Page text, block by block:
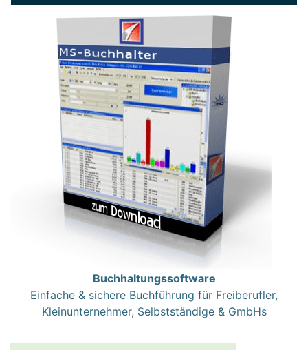
Buchhaltungssoftware
Einfache & sichere Buchführung für Freiberufler,
Kleinunternehmer, Selbstständige & GmbHs